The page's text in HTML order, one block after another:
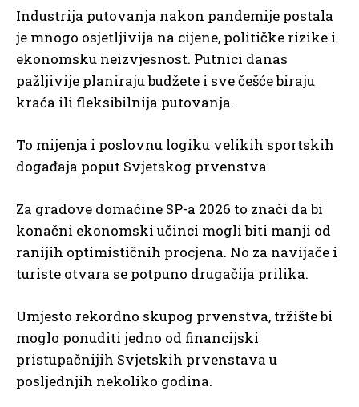
Industrija putovanja nakon pandemije postala
je mnogo osjetljivija na cijene, političke rizike i
ekonomsku neizvjesnost. Putnici danas
pažljivije planiraju budžete i sve češće biraju
kraća ili fleksibilnija putovanja.
To mijenja i poslovnu logiku velikih sportskih
događaja poput Svjetskog prvenstva.
Za gradove domaćine SP-a 2026 to znači da bi
konačni ekonomski učinci mogli biti manji od
ranijih optimističnih procjena. No za navijače i
turiste otvara se potpuno drugačija prilika.
Umjesto rekordno skupog prvenstva, tržište bi
moglo ponuditi jedno od financijski
pristupačnijih Svjetskih prvenstava u
posljednjih nekoliko godina.